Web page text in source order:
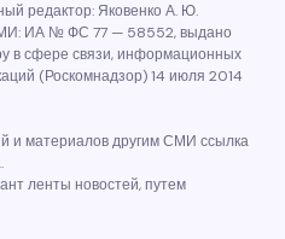
редактор: Яковенко А. Ю.
ИА № ФС 77 — 58552, выдано
в сфере связи, информационных
(Роскомнадзор) 14 июля 2014
и материалов другим СМИ ссылка
ленты новостей, путем